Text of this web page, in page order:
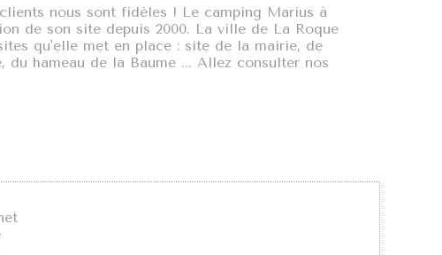
nous sont fidèles ! Le camping Marius à
de son site depuis 2000. La ville de La Roque
qu'elle met en place : site de la mairie, de
hameau de la Baume ... Allez consulter nos